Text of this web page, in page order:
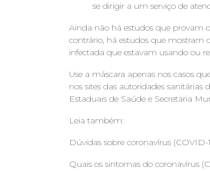
se dirigir a um serviço de
Ainda não há estudos que provam
contrário, há estudos que mostram
infectada que estavam usando ou
Use a máscara apenas nos casos
nos sites das autoridades sanitárias
Estaduais de Saúde e Secretaria
Leia também:
Dúvidas sobre coronavírus (COVID-
Quais os sintomas do coronavírus